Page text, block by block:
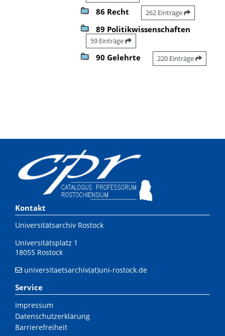
86 Recht 262 Einträge
89 Politikwissenschaften
59 Einträge
90 Gelehrte 220 Einträge
Kontakt
Universitätsarchiv Rostock
Universitätsplatz 1
18055 Rostock
universitaetsarchiv(at)uni-rostock.de
Service
Impressum
Datenschutzerklärung
Barrierefreiheit